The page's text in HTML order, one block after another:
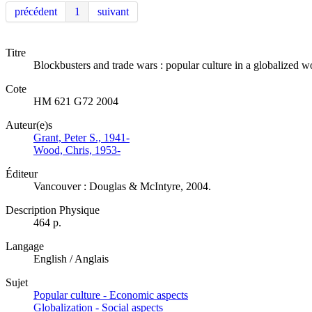
précédent 1 suivant
Titre
Blockbusters and trade wars : popular culture in a globalized
Cote
HM 621 G72 2004
Auteur(e)s
Grant, Peter S., 1941-
Wood, Chris, 1953-
Éditeur
Vancouver : Douglas & McIntyre, 2004.
Description Physique
464 p.
Langage
English / Anglais
Sujet
Popular culture - Economic aspects
Globalization - Social aspects